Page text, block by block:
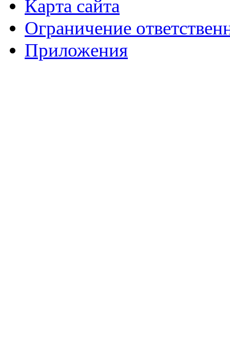
Карта сайта
Ограничение
Приложения